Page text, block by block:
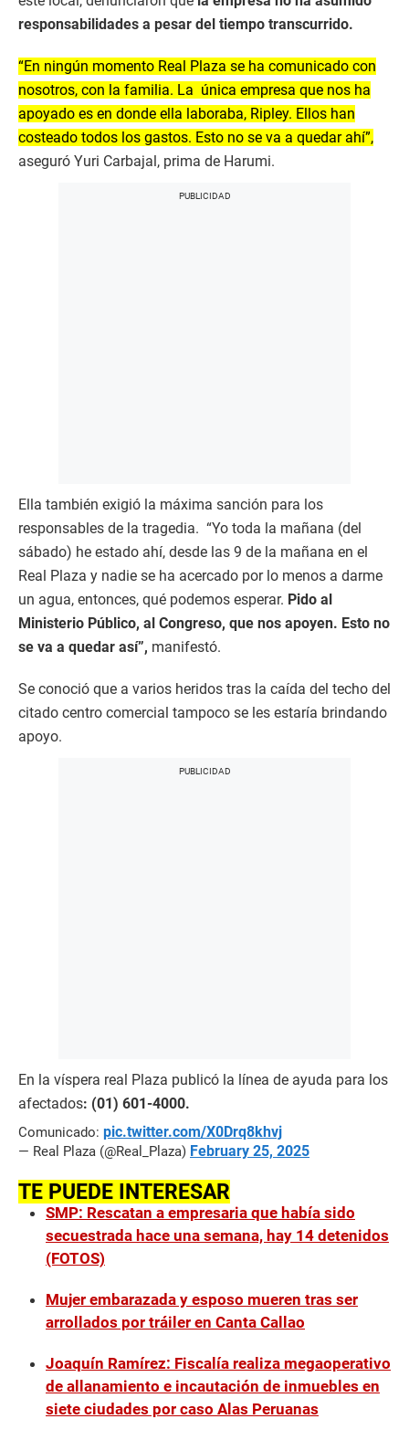
responsabilidades a pesar del tiempo transcurrido.
“En ningún momento Real Plaza se ha comunicado con
nosotros, con la familia. La única empresa que nos ha
apoyado es en donde ella laboraba, Ripley. Ellos han
costeado todos los gastos. Esto no se va a quedar ahí”,
aseguró Yuri Carbajal, prima de Harumi.
Ella también exigió la máxima sanción para los
responsables de la tragedia. “Yo toda la mañana (del
sábado) he estado ahí, desde las 9 de la mañana en el
Real Plaza y nadie se ha acercado por lo menos a darme
un agua, entonces, qué podemos esperar. Pido al
Ministerio Público, al Congreso, que nos apoyen. Esto no
se va a quedar así”, manifestó.
Se conoció que a varios heridos tras la caída del techo del
citado centro comercial tampoco se les estaría brindando
apoyo.
En la víspera real Plaza publicó la línea de ayuda para los
afectados: (01) 601-4000.
Comunicado: pic.twitter.com/X0Drq8khvj
— Real Plaza (@Real_Plaza) February 25, 2025
TE PUEDE INTERESAR
SMP: Rescatan a empresaria que había sido
secuestrada hace una semana, hay 14 detenidos
(FOTOS)
Mujer embarazada y esposo mueren tras ser
arrollados por tráiler en Canta Callao
Joaquín Ramírez: Fiscalía realiza megaoperativo
de allanamiento e incautación de inmuebles en
siete ciudades por caso Alas Peruanas